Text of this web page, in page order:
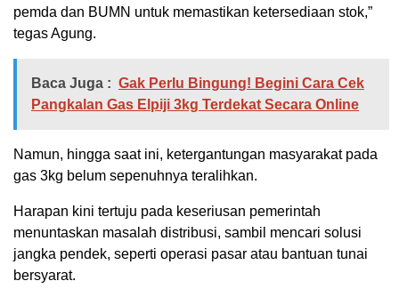
pemda dan BUMN untuk memastikan ketersediaan stok,”
tegas Agung.
Baca Juga : Gak Perlu Bingung! Begini Cara Cek
Pangkalan Gas Elpiji 3kg Terdekat Secara Online
Namun, hingga saat ini, ketergantungan masyarakat pada
gas 3kg belum sepenuhnya teralihkan.
Harapan kini tertuju pada keseriusan pemerintah
menuntaskan masalah distribusi, sambil mencari solusi
jangka pendek, seperti operasi pasar atau bantuan tunai
bersyarat.